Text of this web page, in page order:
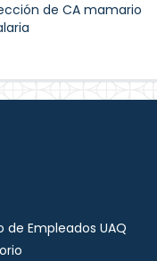
de CA mamario
de Empleados UAQ